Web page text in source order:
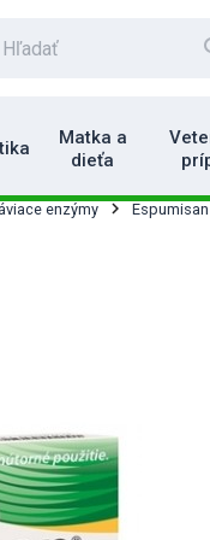
Matka a
dieťa
enzýmy Espumisan